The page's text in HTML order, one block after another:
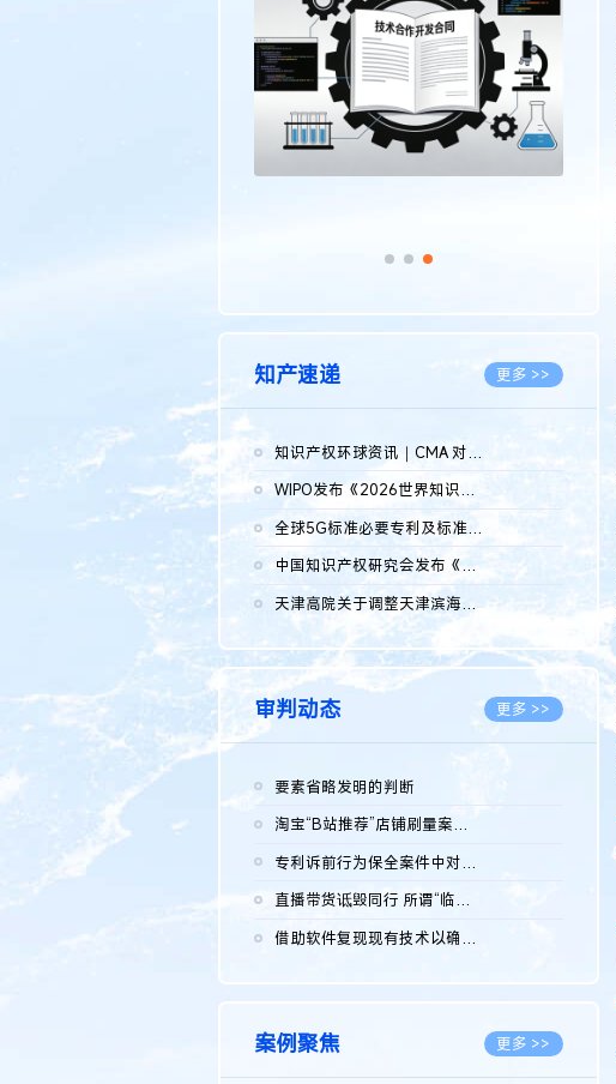
传统文化 更多 >>
知产速递 更多 >>
知识产权环球资讯｜CMA 对微软发起调查；批量搬运二手平台数据构...
WIPO发布《2026世界知识产权报告》 含报告全文
2026.05.14
全球5G标准必要专利及标准提案研究报告（2026年）全文发布
2026.05.08
中国知识产权研究会发布《2025年度中国企业海外知识产权纠纷调查...
天津高院关于调整天津滨海高新技术产业开发区华苑科技园一审普通...
审判动态 更多 >>
要素省略发明的判断
淘宝“B站推荐”店铺刷量案维持原判，两被告连带赔偿150万元
专利诉前行为保全案件中对仿制药申请人曾作出三类声明的考量及违...
直播带货诋毁同行 所谓“临场发挥”不免责
借助软件复现现有技术以确认相关参数特征是否被公开
案例聚焦 更多 >>